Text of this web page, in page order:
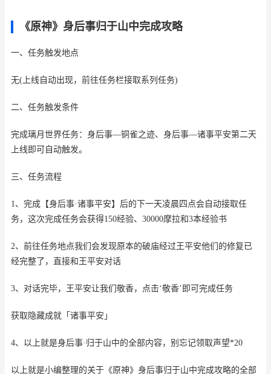
《原神》身后事归于山中完成攻略
一、任务触发地点
无(上线自动出现，前往任务栏接取系列任务)
二、任务触发条件
完成璃月世界任务：身后事—铜雀之迹、身后事—诸事平安第二天
上线即可自动触发。
三、任务流程
1、完成【身后事·诸事平安】后的下一天凌晨四点会自动接取任
务，这次完成任务会获得150经验、30000摩拉和3本经验书
2、前往任务地点我们会发现原本的破庙经过王平安他们的修复已
经完整了，直接和王平安对话
3、对话完毕，王平安让我们敬香，点击‘敬香’即可完成任务
获取隐藏成就「诸事平安」
4、以上就是身后事·归于山中的全部内容，别忘记领取声望*20
以上就是小编整理的关于《原神》身后事归于山中完成攻略的全部